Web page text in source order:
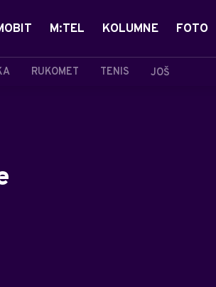
RUKOMET TENIS JOŠ
M:TEL KOLUMNE FOTO